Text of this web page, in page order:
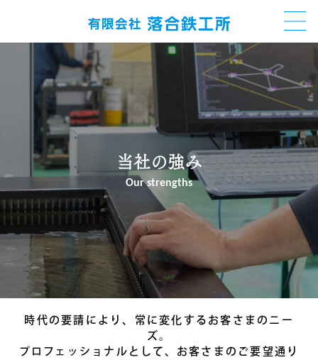
当社の強み
Our strengths
時代の要請により、常に変化するお客さまのニー
ズ。
プロフェッショナルとして、お客さまのご要望通り